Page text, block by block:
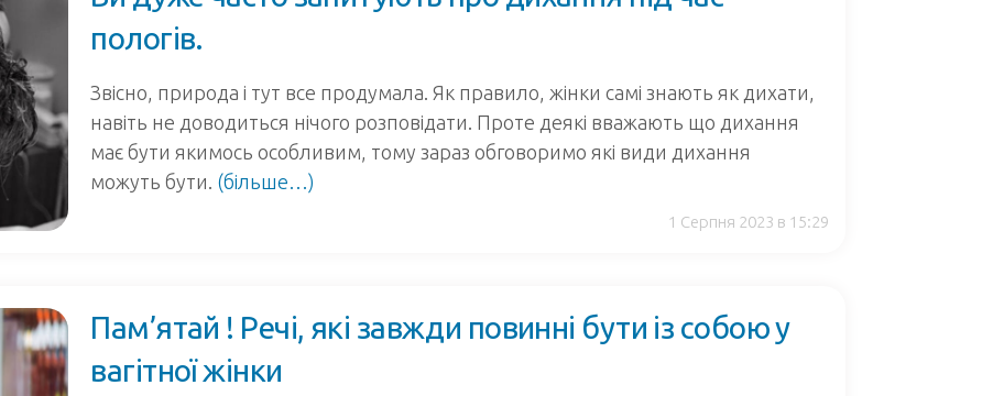
пологів.
Звісно, природа і тут все продумала. Як правило, жінки самі знають як дихати,
навіть не доводиться нічого розповідати. Проте деякі вважають що дихання
має бути якимось особливим, тому зараз обговоримо які види дихання
можуть бути. (більше…)
1 Серпня 2023 в 15:29
Пам’ятай ! Речі, які завжди повинні бути із собою у
вагітної жінки